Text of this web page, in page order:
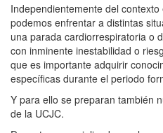
Independientemente del
podemos enfrentar a distintas
una parada cardiorrespiratoria o
con inminente inestabilidad o
que es importante adquirir
específicas durante el periodo
Y para ello se preparan también
de la UCJC.